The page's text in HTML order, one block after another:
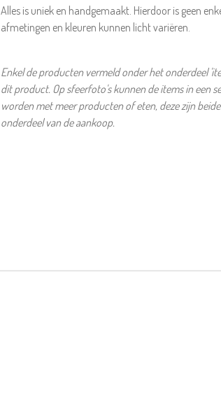
Alles is uniek en handgemaakt. Hierdoor is geen
afmetingen en kleuren kunnen licht variëren.
Enkel de producten vermeld onder het onderdeel
dit product. Op sfeerfoto's kunnen de items in een
worden met meer producten of eten, deze zijn
onderdeel van de aankoop.